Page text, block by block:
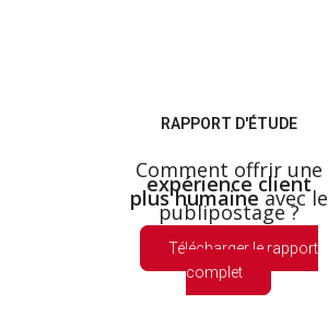
RAPPORT D'ÉTUDE
Comment offrir une
expérience client
plus humaineavec le
publipostage ?
Télécharger le rapport
complet